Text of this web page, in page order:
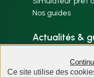
Nos guides
Actualités &
Plan du site
Ce site utilise des